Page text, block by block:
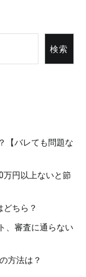
検索
【バレても問題な
万円以上ないと節
ちら？
、審査に通らない
方法は？